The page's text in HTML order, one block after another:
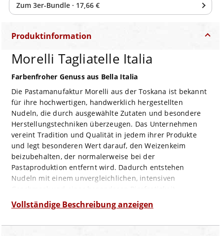
Zum 3er-Bundle · 17,66 €
Produktinformation
Morelli Tagliatelle Italia
Farbenfroher Genuss aus Bella Italia
Die Pastamanufaktur Morelli aus der Toskana ist bekannt
für ihre hochwertigen, handwerklich hergestellten
Nudeln, die durch ausgewählte Zutaten und besondere
Herstellungstechniken überzeugen. Das Unternehmen
vereint Tradition und Qualität in jedem ihrer Produkte
und legt besonderen Wert darauf, den Weizenkeim
beizubehalten, der normalerweise bei der
Pastaproduktion entfernt wird. Dadurch entstehen
Nudeln mit einem unvergleichlichen, intensiven
DieMorelli Tagliatelle Italiaist ein farbenfrohes und
italienischen Flagge in den Teller zaubert. Hergestellt aus
Vollständige Beschreibung anzeigen